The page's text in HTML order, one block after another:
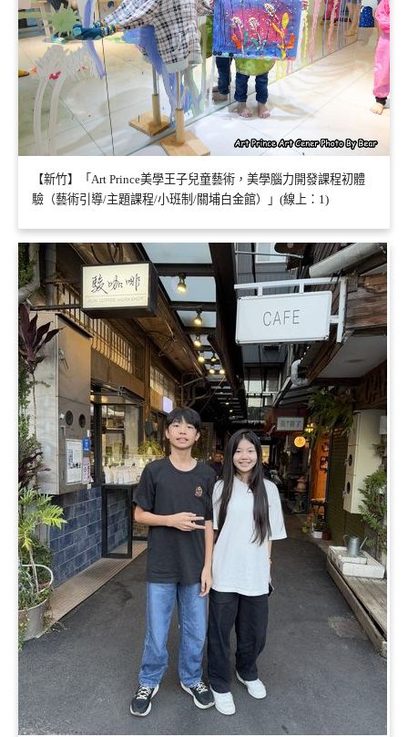
【新竹】「Art Prince美學王子兒童藝術，美學腦力開發課程初體
驗（藝術引導/主題課程/小班制/關埔白金館）」(線上：1)